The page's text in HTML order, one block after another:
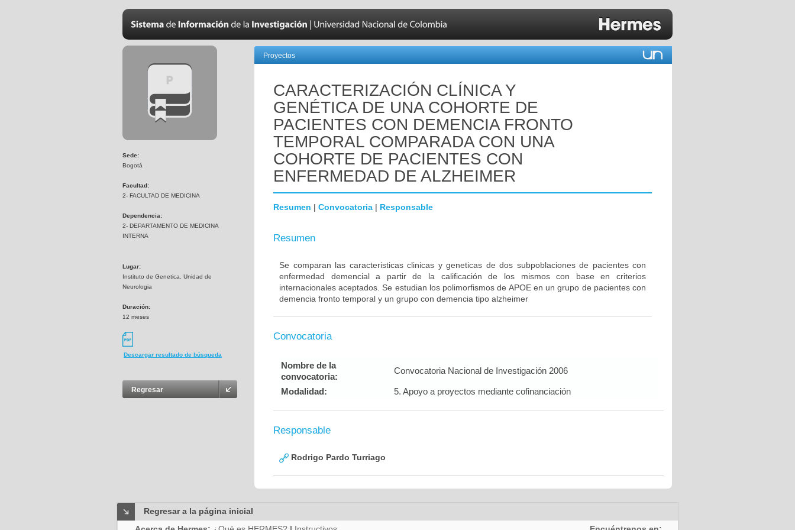
Sede:
Bogotá
Facultad:
2- FACULTAD DE MEDICINA
Dependencia:
2- DEPARTAMENTO DE MEDICINA
INTERNA
Lugar:
Instituto de Genetica. Unidad de
Neurologia
Duración:
12 meses
Descargar resultado de búsqueda
Regresar
Proyectos
CARACTERIZACIÓN CLÍNICA Y
GENÉTICA DE UNA COHORTE DE
PACIENTES CON DEMENCIA FRONTO
TEMPORAL COMPARADA CON UNA
COHORTE DE PACIENTES CON
ENFERMEDAD DE ALZHEIMER
Resumen | Convocatoria | Responsable
Resumen
Se comparan las caracteristicas clinicas y geneticas de dos subpoblaciones de pacientes con
enfermedad demencial a partir de la calificación de los mismos con base en criterios
internacionales aceptados. Se estudian los polimorfismos de APOE en un grupo de pacientes con
demencia fronto temporal y un grupo con demencia tipo alzheimer
Convocatoria
Nombre de la
convocatoria:
Convocatoria Nacional de Investigación 2006
Modalidad: 5. Apoyo a proyectos mediante cofinanciación
Responsable
Rodrigo Pardo Turriago
Regresar a la página inicial